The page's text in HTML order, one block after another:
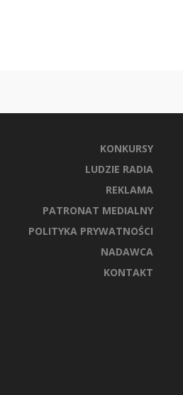
KONKURSY
LUDZIE RADIA
REKLAMA
PATRONAT MEDIALNY
POLITYKA PRYWATNOŚCI
NADAWCA
KONTAKT